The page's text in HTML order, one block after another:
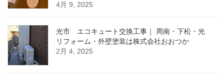
4月 9, 2025
光市 エコキュート交換工事｜ 周南・下松・光
リフォーム・外壁塗装は株式会社おおつか
2月 4, 2025